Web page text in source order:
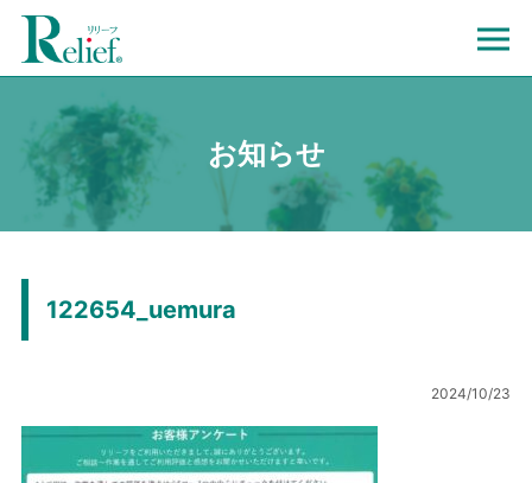
お知らせ
122654_uemura
2024/10/23